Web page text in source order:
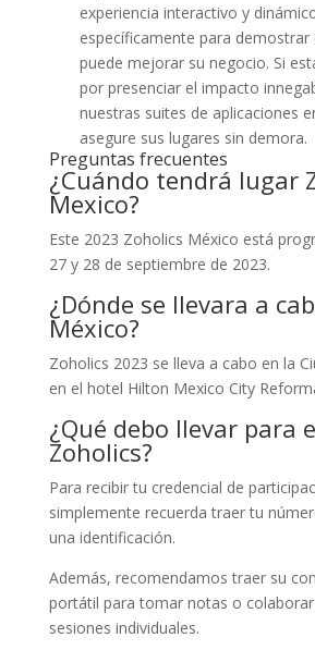
experiencia interactivo y
específicamente para
puede mejorar su negocio. Si
por presenciar el impacto
nuestras suites de aplicaciones
asegure sus lugares sin demora.
Preguntas frecuentes
¿Cuándo tendrá lugar
Mexico?
Este 2023 Zoholics México está
27 y 28 de septiembre de 2023.
¿Dónde se llevara a
México?
Zoholics 2023 se lleva a cabo en la
en el hotel Hilton Mexico City
¿Qué debo llevar para
Zoholics?
Para recibir tu credencial de
simplemente recuerda traer tu
una identificación.
Además, recomendamos traer su
portátil para tomar notas o
sesiones individuales.